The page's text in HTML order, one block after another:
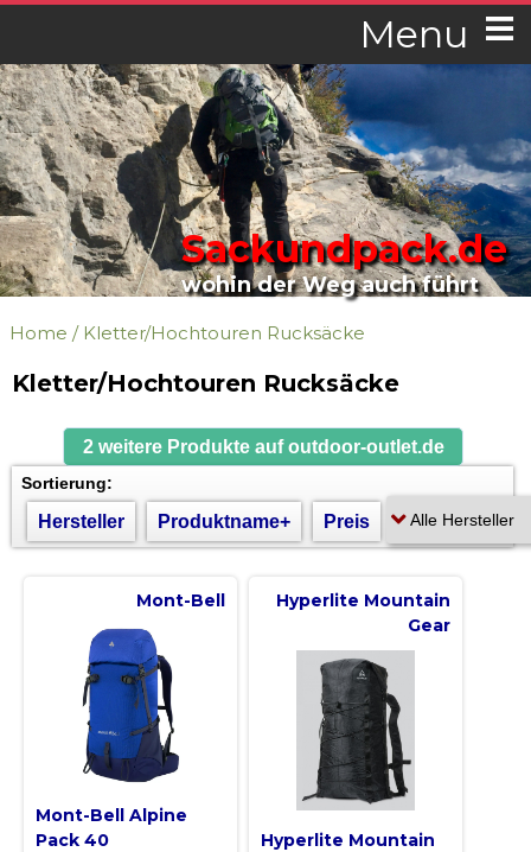
Menu
Sackundpack.de
wohin der Weg auch führt
Home / Kletter/Hochtouren Rucksäcke
Kletter/Hochtouren Rucksäcke
2 weitere Produkte auf outdoor-outlet.de
Sortierung:
Hersteller Produktname+ Preis
Mont-Bell
Mont-Bell Alpine
Pack 40
Hyperlite Mountain
Gear
Hyperlite Mountain